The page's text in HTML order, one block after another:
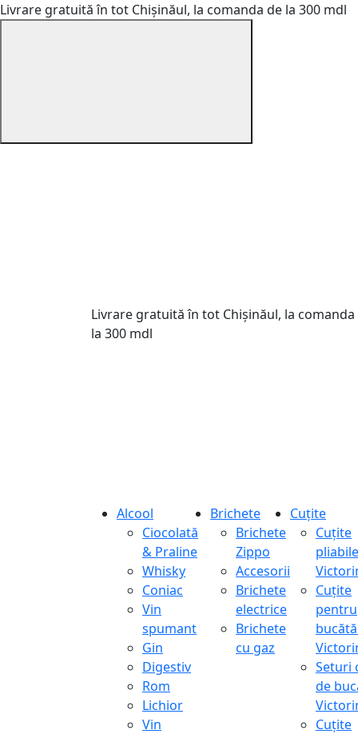
Livrare gratuită în tot Chișinăul, la comanda de la 300 mdl
Livrare gratuită în tot Chișinăul, la comanda
la 300 mdl
Alcool
Ciocolată
& Praline
Whisky
Coniac
Vin
spumant
Gin
Digestiv
Rom
Lichior
Vin
Brichete
Brichete
Zippo
Accesorii
Brichete
electrice
Brichete
cu gaz
Cuțite
Cuțite
pliabile
Cuțite
pentru
Seturi
de
Cuțite